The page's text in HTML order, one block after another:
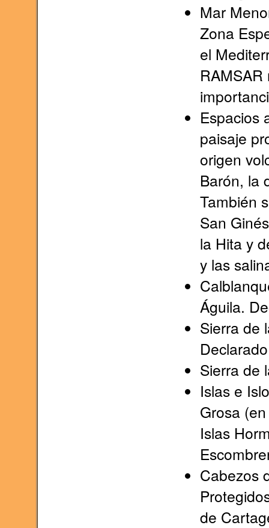
Mar
Zona
el
Espacios
paisaje
origen
Barón, la
También
San
la Hita y
y las
Águila.
Sierra de
Sierra de
Islas e
Grosa
Islas
Cabezos
de